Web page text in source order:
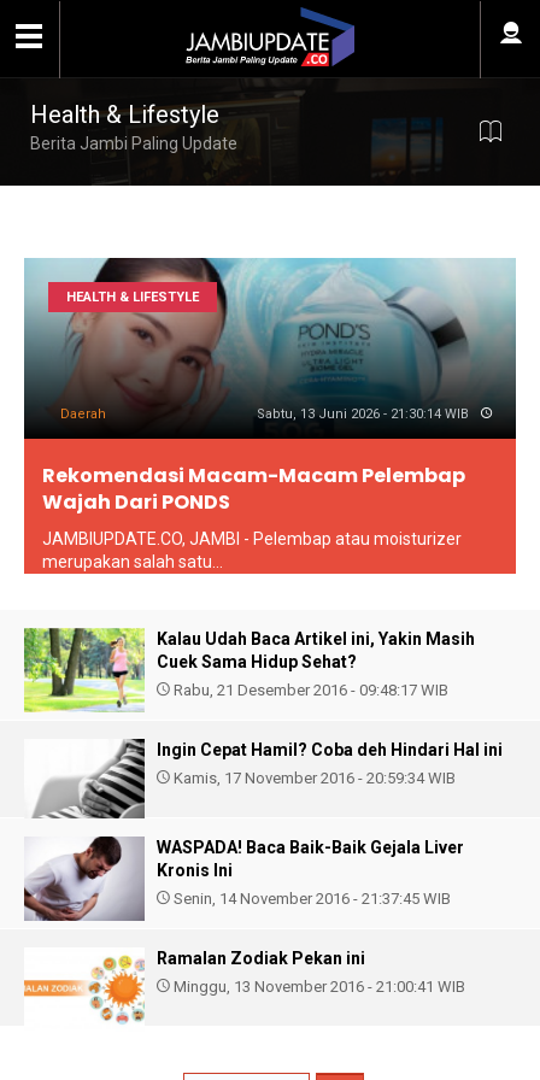
Health & Lifestyle
Berita Jambi Paling Update
HEALTH & LIFESTYLE
Daerah Sabtu, 13 Juni 2026 - 21:30:14 WIB
Rekomendasi Macam-Macam Pelembap
Wajah Dari PONDS
JAMBIUPDATE.CO, JAMBI - Pelembap atau moisturizer
merupakan salah satu...
Kalau Udah Baca Artikel ini, Yakin Masih
Cuek Sama Hidup Sehat?
Rabu, 21 Desember 2016 - 09:48:17 WIB
Ingin Cepat Hamil? Coba deh Hindari Hal ini
Kamis, 17 November 2016 - 20:59:34 WIB
WASPADA! Baca Baik-Baik Gejala Liver
Kronis Ini
Senin, 14 November 2016 - 21:37:45 WIB
Ramalan Zodiak Pekan ini
Minggu, 13 November 2016 - 21:00:41 WIB